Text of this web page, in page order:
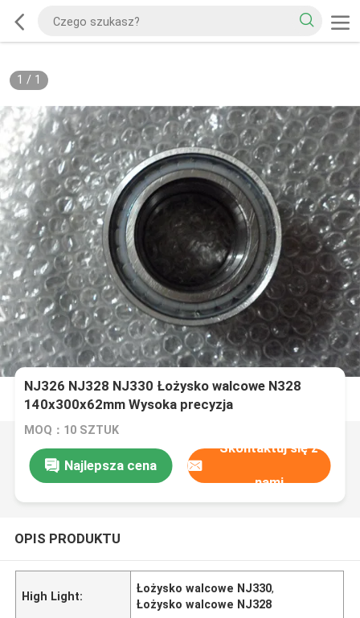
1 / 1
NJ326 NJ328 NJ330 Łożysko walcowe N328
140x300x62mm Wysoka precyzja
MOQ：10 SZTUK
Najlepsza cena
Skontaktuj się z
nami
OPIS PRODUKTU
High Light:
Łożysko walcowe NJ330,
Łożysko walcowe NJ328